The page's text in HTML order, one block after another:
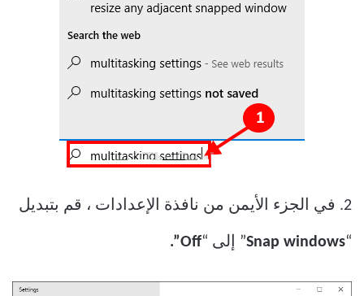
2. في الجزء الأيمن من نافذة الإعدادات ، قم بتبديل
“
Snap windows” إلى “Off”.